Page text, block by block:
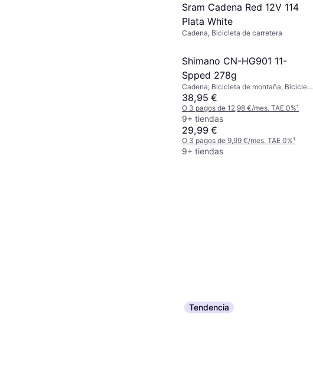
Shimano CN-HG901 11-
Spped 278g
Cadena, Bicicleta de montaña, Bicicleta
de carretera
38,95 €
O 3 pagos de 12,98 €/mes. TAE 0%¹
9+ tiendas
Sram Cadena Red 12V 114
Plata White
Cadena, Bicicleta de carretera
29,99 €
O 3 pagos de 9,99 €/mes. TAE 0%¹
9+ tiendas
Tendencia